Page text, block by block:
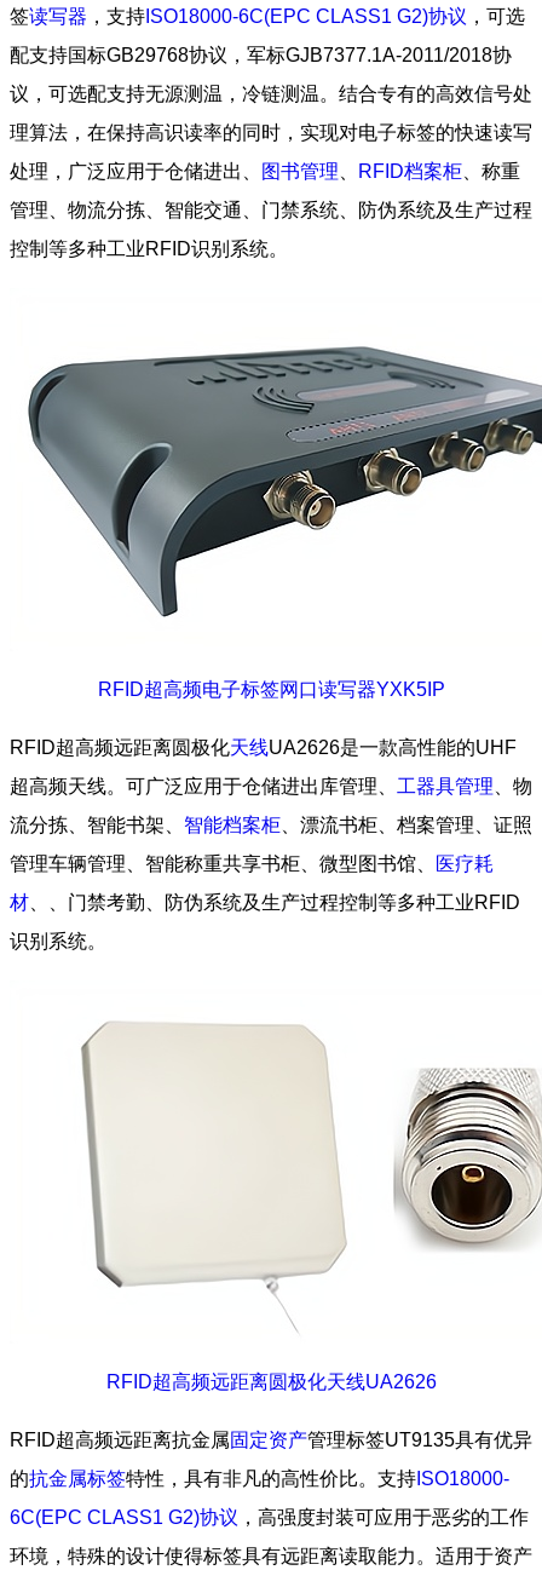
签读写器 ，支持 ISO18000-6C(EPC CLASS1 G2)协议 ，可选
配支持国标GB29768协议，军标GJB7377.1A-2011/2018协
议，可选配支持无源测温，冷链测温。结合专有的高效信号处
理算法，在保持高识读率的同时，实现对电子标签的快速读写
处理，广泛应用于仓储进出、
图书管理 RFID档案柜 、称重
管理、物流分拣、智能交通、门禁系统、防伪系统及生产过程
控制等多种工业RFID识别系统。
RFID超高频电子标签网口读写器YXK5IP
RFID超高频远距离圆极化天线UA2626是一款高性能的UHF
超高频天线。可广泛应用于仓储进出库管理、 工器具管理 、物
流分拣、智能书架、 智能档案柜 、漂流书柜、档案管理、证照
管理车辆管理、智能称重共享书柜、微型图书馆、
医疗耗
材 、、门禁考勤、防伪系统及生产过程控制等多种工业RFID
识别系统。
RFID超高频远距离圆极化天线UA2626
RFID超高频远距离抗金属固定资产管理标签UT9135具有优异
的抗金属标签特性，具有非凡的高性价比。支持 ISO18000-
6C(EPC CLASS1 G2)协议 ，高强度封装可应用于恶劣的工作
环境，特殊的设计使得标签具有远距离读取能力。适用于资产